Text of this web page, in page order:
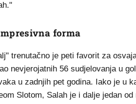
forma
trenutačno je peti favorit za
nevjerojatnih 56 sudjelovanja u
u zadnjih pet godina. Iako je u
Slotom, Salah je i dalje jedan